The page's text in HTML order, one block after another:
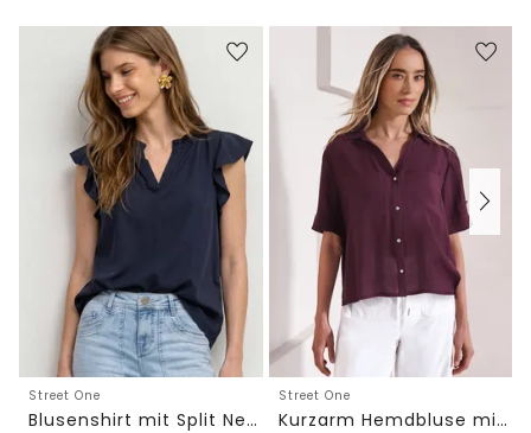
Street One
Blusenshirt mit Split Neck und Volant-Ärmeln
Street One
Kurzarm Hemdbluse mit Turn-Up-Details